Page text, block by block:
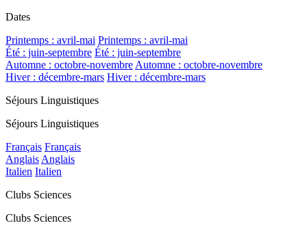
Dates
Printemps : avril-mai Printemps : avril-mai
Été : juin-septembre Été : juin-septembre
Automne : octobre-novembre Automne : octobre-novembre
Hiver : décembre-mars Hiver : décembre-mars
Séjours Linguistiques
Séjours Linguistiques
Français Français
Anglais Anglais
Italien Italien
Clubs Sciences
Clubs Sciences